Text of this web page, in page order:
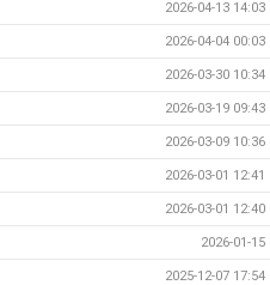
2026-04-13 14:03
2026-04-04 00:03
2026-03-30 10:34
2026-03-19 09:43
2026-03-09 10:36
2026-03-01 12:41
2026-03-01 12:40
2026-01-15
2025-12-07 17:54